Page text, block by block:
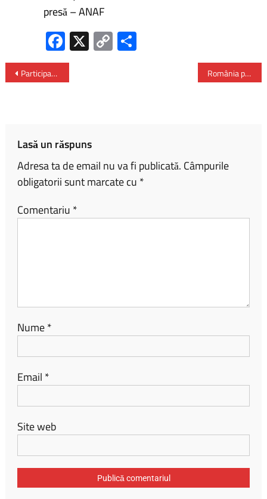
presă – ANAF
Fa
ce
b
X C
o
Participarea premierului Marcel Ciolacu la evenimentul „ROMÂNIA-NATO, 20 de ani” România prezentă instituţional în toate statele ce alcătuiesc Commonwealth-ul Australiei
Lasă un răspuns
Adresa ta de email nu va fi publicată. Câmpurile
obligatorii sunt marcate cu *
Comentariu *
Nume*
Email *
Site web